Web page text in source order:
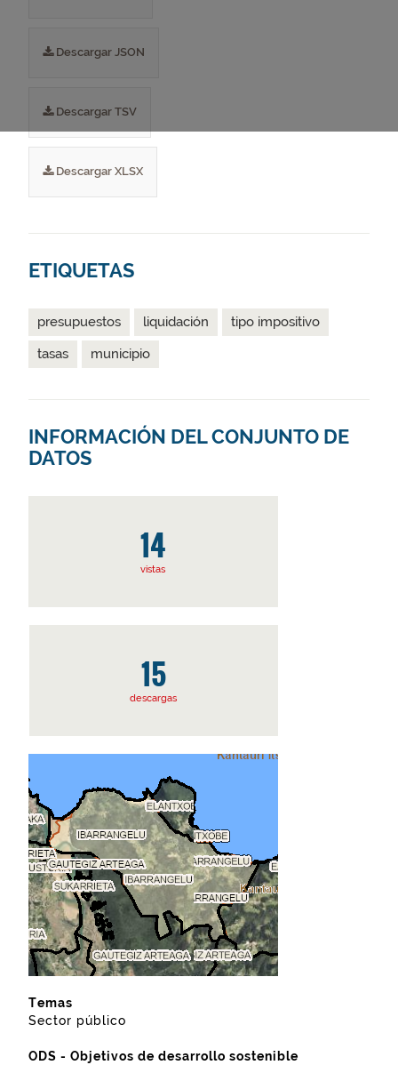
Descargar JSON
Descargar TSV
Descargar XLSX
ETIQUETAS
presupuestos liquidación
tipo impositivo
tasas
municipio
INFORMACIÓN DEL CONJUNTO DE
DATOS
14
vistas
15
descargas
Temas
Sector público
ODS - Objetivos de desarrollo sostenible